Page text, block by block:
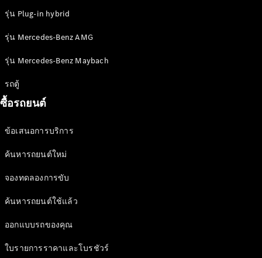
แบบ
อัตโนมัติ
MBUX
system
ออกแบบ
และแนวคิด
รถยนต์
พลังงาน
นวัตกรรม
ที่ยั่งยืน
Events
รุ่น Plug-in hybrid
รุ่น Mercedes-Benz AMG
รุ่น Mercedes-Benz Maybach
รถตู้
ซื้อรถยนต์
ข้อเสนอการบริการ
ค้นหารถยนต์ใหม่
จองทดลองการขับ
ค้นหารถยนต์ใช้แล้ว
ออกแบบรถของคุณ
ใบรายการราคาและโบรชัวร์